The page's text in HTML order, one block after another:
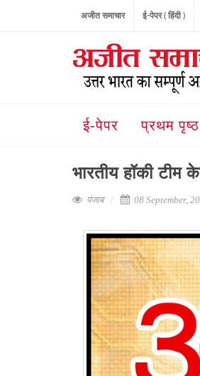
अजीत समाचार ई-पेपर ( हिंदी )
ई-पेपर प्रथम पृष्ठ
भारतीय हॉकी टीम
पंजाब 08 September,